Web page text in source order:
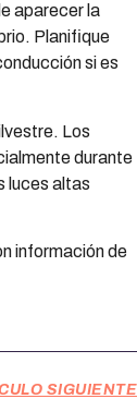
aparecer la
Planifique
si es
Los
durante
luces altas
información de
SIGUIENTE